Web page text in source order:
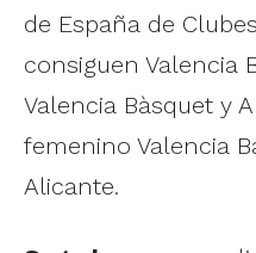
de España de
consiguen Valencia
Valencia Bàsquet y
femenino Valencia
Alicante.